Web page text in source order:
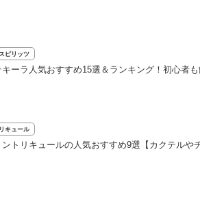
スピリッツ
キーラ人気おすすめ15選＆ランキング！初心者
リキュール
ントリキュールの人気おすすめ9選【カクテル